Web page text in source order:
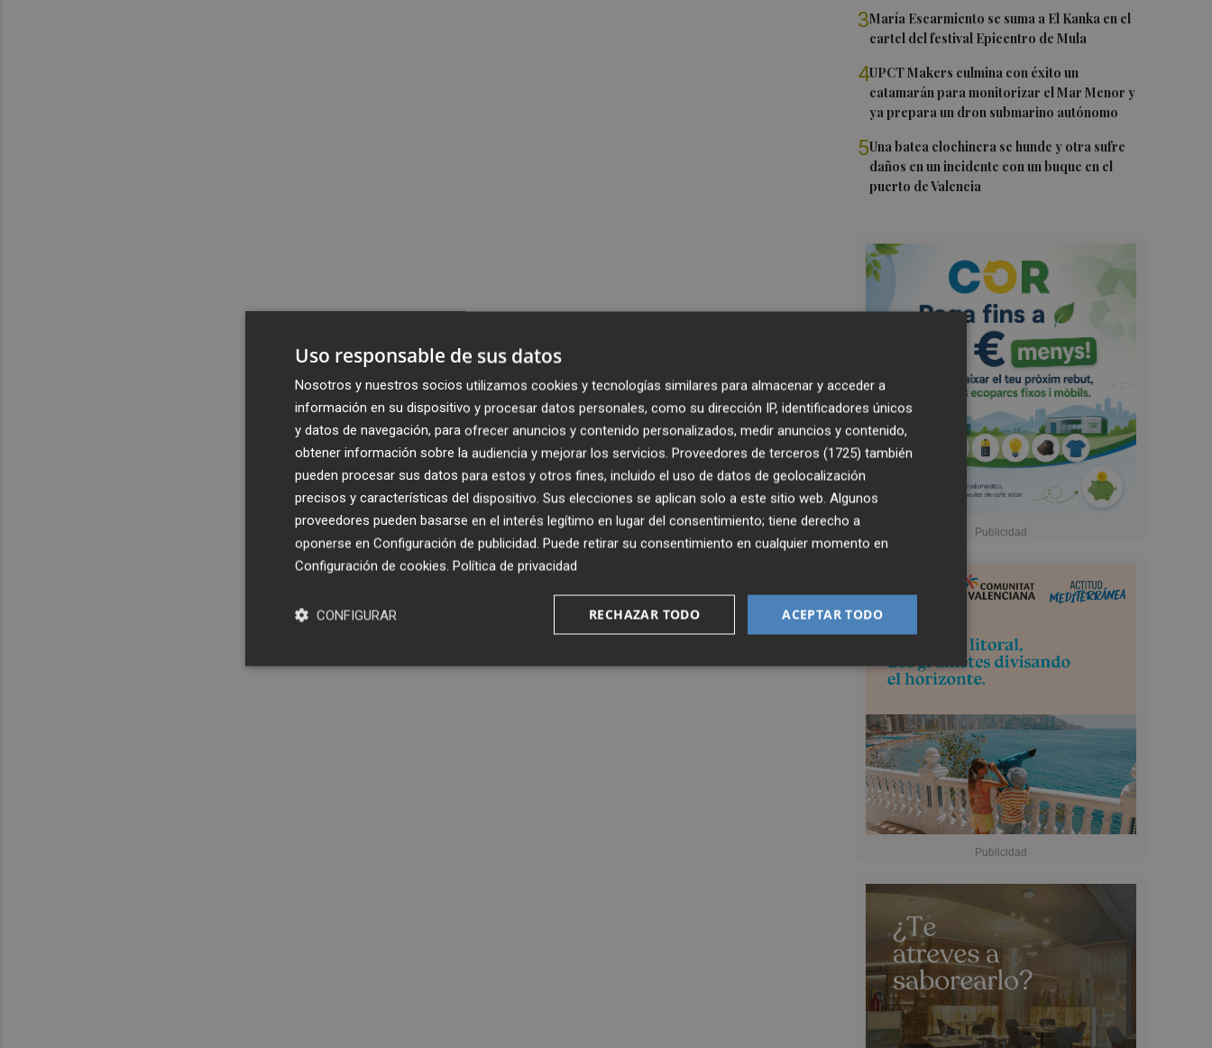
3María Escarmiento se suma a El Kanka en el
cartel del festival Epicentro de Mula
4UPCT Makers culmina con éxito un
catamarán para monitorizar el Mar Menor y
ya prepara un dron submarino autónomo
5Una batea clochinera se hunde y otra sufre
daños en un incidente con un buque en el
puerto de Valencia
Uso responsable de sus datos
Nosotros y nuestros socios utilizamos cookies y tecnologías similares para almacenar y acceder a
información en su dispositivo y procesar datos personales, como su dirección IP, identificadores únicos
y datos de navegación, para ofrecer anuncios y contenido personalizados, medir anuncios y contenido,
obtener información sobre la audiencia y mejorar los servicios. Proveedores de terceros (1725) también
pueden procesar sus datos para estos y otros fines, incluido el uso de datos de geolocalización
precisos y características del dispositivo. Sus elecciones se aplican solo a este sitio web. Algunos
proveedores pueden basarse en el interés legítimo en lugar del consentimiento; tiene derecho a
oponerse en Configuración de publicidad. Puede retirar su consentimiento en cualquier momento en
Configuración de cookies. Política de privacidad
ACEPTAR TODO
RECHAZAR TODO
CONFIGURAR